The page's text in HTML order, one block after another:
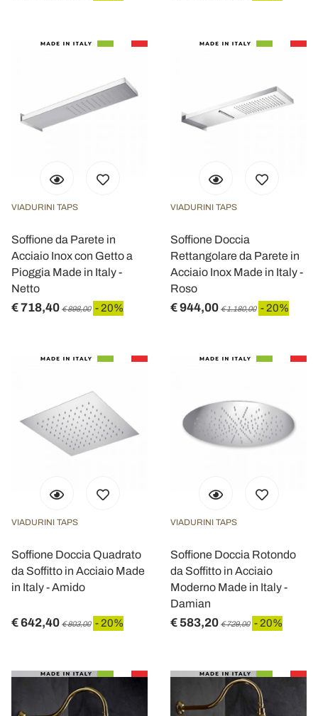
VIADURINI TAPS
Soffione da Parete in
Acciaio Inox con Getto a
Pioggia Made in Italy -
Netto
€ 718,40 € 898,00 - 20%
VIADURINI TAPS
Soffione Doccia
Rettangolare da Parete in
Acciaio Inox Made in Italy -
Roso
€ 944,00 € 1.180,00 - 20%
VIADURINI TAPS
Soffione Doccia Quadrato
da Soffitto in Acciaio Made
in Italy - Amido
€ 642,40 € 803,00 - 20%
VIADURINI TAPS
Soffione Doccia Rotondo
da Soffitto in Acciaio
Moderno Made in Italy -
Damian
€ 583,20 € 729,00 - 20%